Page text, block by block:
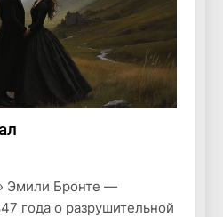
Эмили Бронте —
года о разрушительной